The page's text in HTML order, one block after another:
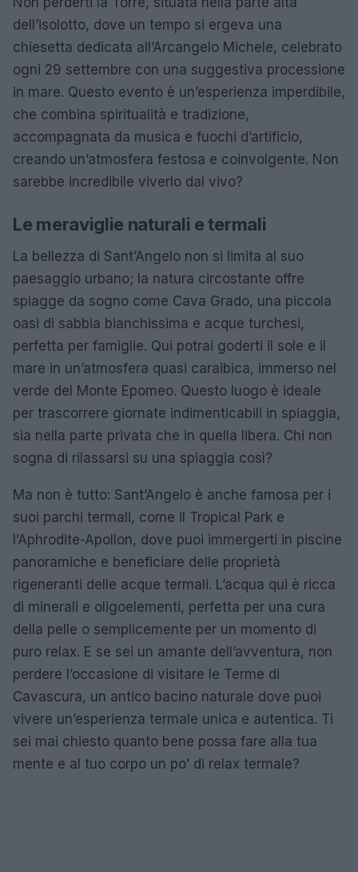
dell’isolotto, dove un tempo si ergeva una
chiesetta dedicata all’Arcangelo Michele, celebrato
ogni 29 settembre con una suggestiva processione
in mare. Questo evento è un’esperienza imperdibile,
che combina spiritualità e tradizione,
accompagnata da musica e fuochi d’artificio,
creando un’atmosfera festosa e coinvolgente. Non
sarebbe incredibile viverlo dal vivo?
Le meraviglie naturali e termali
La bellezza di Sant’Angelo non si limita al suo
paesaggio urbano; la natura circostante offre
spiagge da sogno come Cava Grado, una piccola
oasi di sabbia bianchissima e acque turchesi,
perfetta per famiglie. Qui potrai goderti il sole e il
mare in un’atmosfera quasi caraibica, immerso nel
verde del Monte Epomeo. Questo luogo è ideale
per trascorrere giornate indimenticabili in spiaggia,
sia nella parte privata che in quella libera. Chi non
sogna di rilassarsi su una spiaggia così?
Ma non è tutto: Sant’Angelo è anche famosa per i
suoi parchi termali, come il Tropical Park e
l’Aphrodite-Apollon, dove puoi immergerti in piscine
panoramiche e beneficiare delle proprietà
rigeneranti delle acque termali. L’acqua qui è ricca
di minerali e oligoelementi, perfetta per una cura
della pelle o semplicemente per un momento di
puro relax. E se sei un amante dell’avventura, non
perdere l’occasione di visitare le Terme di
Cavascura, un antico bacino naturale dove puoi
vivere un’esperienza termale unica e autentica. Ti
sei mai chiesto quanto bene possa fare alla tua
mente e al tuo corpo un po’ di relax termale?